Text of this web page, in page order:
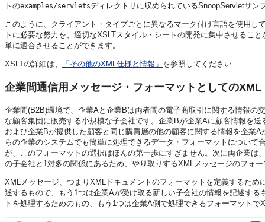
トのexamples/servletsディレクトリに収められているSnoopServletサン
このように、クライアント・タイプごとに異なるマーク付け言語を使用
トに必要な努力を、適切なXSLTスタイル・シートの開発に集中させるこ
単に適合させることができます。
XSLTの詳細は、 「その他のXML仕様と情報」 を参照してください
企業間通信用メッセージ・フォーマットとしてのXML
企業間(B2B)環境で、企業Aと企業Bは両者間の電子商取引に関する情報
な顧客集団に販売する小規模な子会社です。企業Bが企業Aに顧客情報を
および企業Bが提供した顧客と同じ購買層の他の顧客に関する情報を企業
らの企業のシステムでも簡単に処理できるデータ・フォーマットについ
が、このフォーマットの選択はほんの第一歩にすぎません。次に両企業
の子会社と1対多の関係にあるため、やり取りするXMLメッセージのフォ
XMLメッセージ、つまりXMLドキュメントのフォーマットを定義するた
述するもので、もう1つは企業Aが受け取る新しい子会社の情報を記述す
トを処理するためのもの、もう1つは企業A側で処理できるフォーマット